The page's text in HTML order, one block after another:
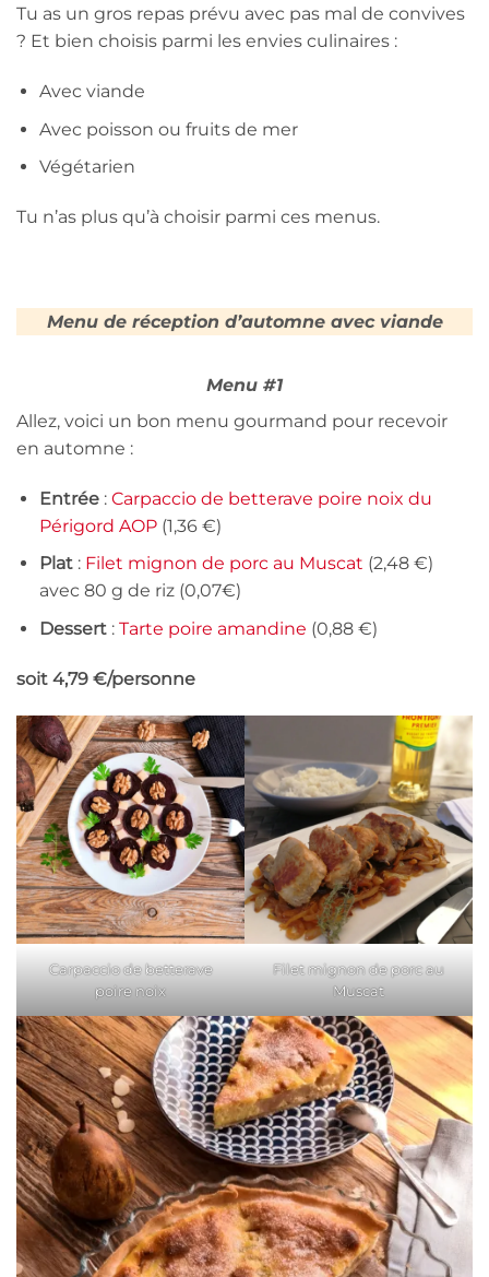
Tu as un gros repas prévu avec pas mal de convives
? Et bien choisis parmi les envies culinaires :
Avec viande
Avec poisson ou fruits de mer
Végétarien
Tu n’as plus qu’à choisir parmi ces menus.
Menu de réception d’automne avec viande
Menu #1
Allez, voici un bon menu gourmand pour recevoir
en automne :
Entrée : Carpaccio de betterave poire noix du
Périgord AOP(1,36 €)
Plat : Filet mignon de porc au Muscat (2,48 €)
avec 80 g de riz (0,07€)
Dessert : Tarte poire amandine (0,88 €)
soit 4,79 €/personne
Carpaccio de betterave
poire noix
Filet mignon de porc au
Muscat